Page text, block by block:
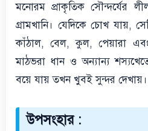
মনোরম প্রাকৃতিক সৌন্দর্যের
গ্রামখানি। যেদিকে চোখ যায়,
কাঁঠাল, বেল, কুল, পেয়ারা
মাঠভরা ধান ও অন্যান্য
বয়ে যায় তখন খুবই সুন্দর দেখায়।
উপসংহার :